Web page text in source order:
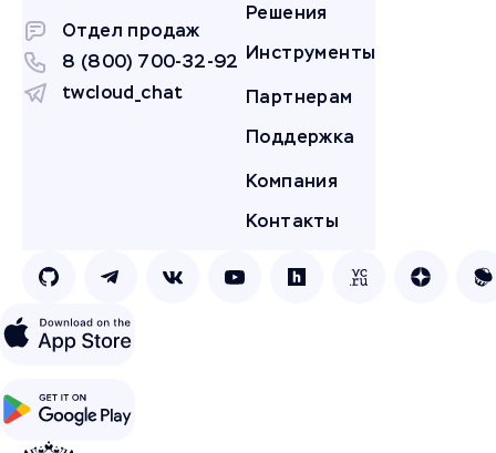
Отдел продаж
8 (800) 700-32-92
twcloud_chat
Решения
Инструменты
Партнерам
Поддержка
Компания
Контакты